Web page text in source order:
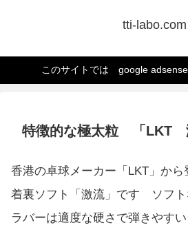
tti-labo.com
このサイトでは google
特徴的な極太粒 「LKT
香港の卓球メーカー「LKT」か
着裏ソフト「激流」です ソフト
ラバーは適度な硬さで弾きやす